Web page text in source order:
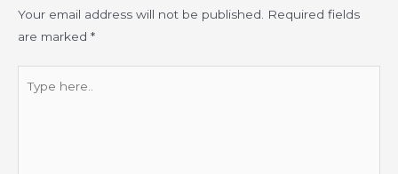
Your email address will not be published.
Required fields
are marked *
here..